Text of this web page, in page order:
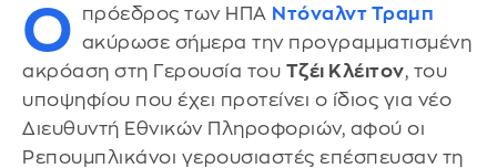
Ο πρόεδρος των ΗΠΑ Ντόναλντ Τραμπ
ακύρωσε σήμερα την προγραμματισμένη
ακρόαση στη Γερουσία του Τζέι Κλέιτον, του
υποψηφίου που έχει προτείνει ο ίδιος για νέο
Διευθυντή Εθνικών Πληροφοριών, αφού οι
Ρεπουμπλικάνοι γερουσιαστές επέσπευσαν τη